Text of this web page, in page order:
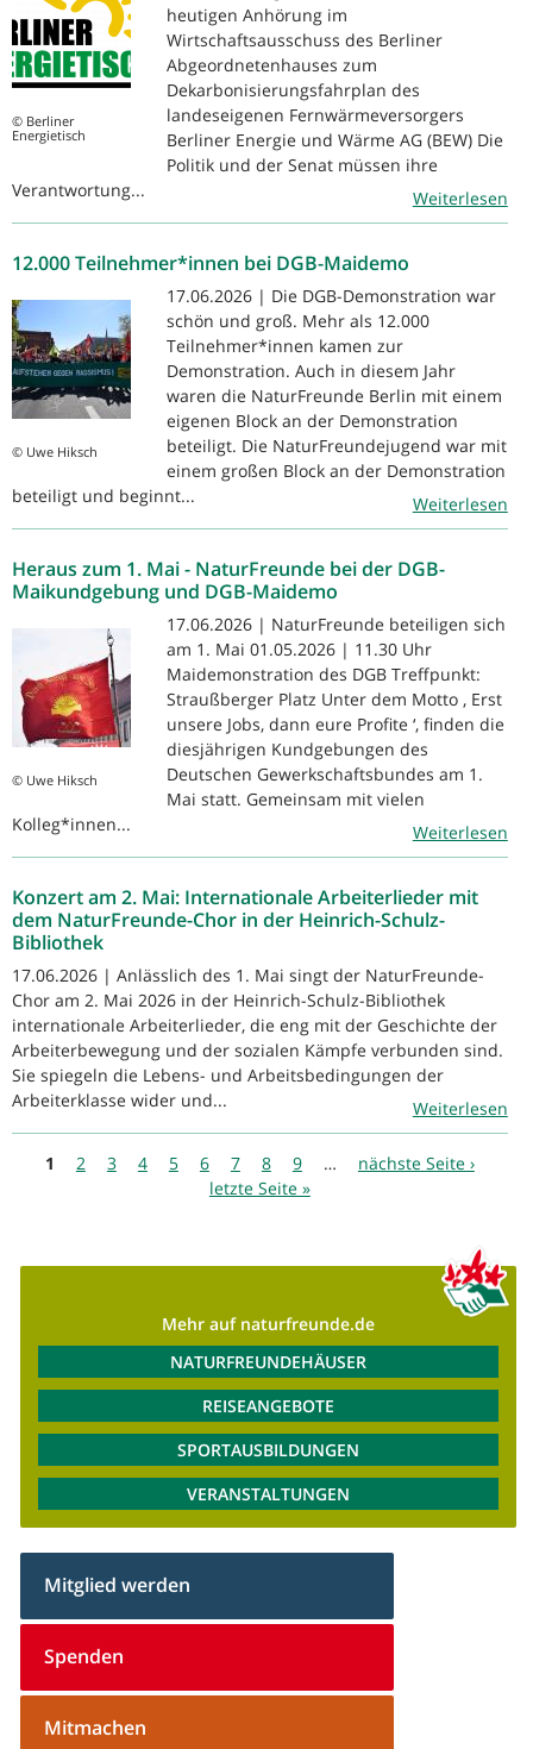
© Berliner
Energietisch
heutigen Anhörung im
Wirtschaftsausschuss des Berliner
Abgeordnetenhauses zum
Dekarbonisierungsfahrplan des
landeseigenen Fernwärmeversorgers
Berliner Energie und Wärme AG (BEW) Die
Politik und der Senat müssen ihre
Verantwortung...
Weiterlesen
12.000 Teilnehmer*innen bei DGB-Maidemo
© Uwe Hiksch
17.06.2026 | Die DGB-Demonstration war
schön und groß. Mehr als 12.000
Teilnehmer*innen kamen zur
Demonstration. Auch in diesem Jahr
waren die NaturFreunde Berlin mit einem
eigenen Block an der Demonstration
beteiligt. Die NaturFreundejugend war mit
einem großen Block an der Demonstration
beteiligt und beginnt...
Weiterlesen
Heraus zum 1. Mai - NaturFreunde bei der DGB-
Maikundgebung und DGB-Maidemo
© Uwe Hiksch
17.06.2026 | NaturFreunde beteiligen sich
am 1. Mai 01.05.2026 | 11.30 Uhr
Maidemonstration des DGB Treffpunkt:
Straußberger Platz Unter dem Motto ‚ Erst
unsere Jobs, dann eure Profite ‘, finden die
diesjährigen Kundgebungen des
Deutschen Gewerkschaftsbundes am 1.
Mai statt. Gemeinsam mit vielen
Kolleg*innen...
Weiterlesen
Konzert am 2. Mai: Internationale Arbeiterlieder mit
dem NaturFreunde-Chor in der Heinrich-Schulz-
Bibliothek
17.06.2026 | Anlässlich des 1. Mai singt der NaturFreunde-
Chor am 2. Mai 2026 in der Heinrich-Schulz-Bibliothek
internationale Arbeiterlieder, die eng mit der Geschichte der
Arbeiterbewegung und der sozialen Kämpfe verbunden sind.
Sie spiegeln die Lebens- und Arbeitsbedingungen der
Arbeiterklasse wider und...
Weiterlesen
Seiten
1 2 3 4 5 6 7 8 9 …
nächste Seite ›
letzte Seite »
Mehr auf naturfreunde.de
NATURFREUNDEHÄUSER
REISEANGEBOTE
SPORTAUSBILDUNGEN
VERANSTALTUNGEN
Mitglied werden
Spenden
Mitmachen